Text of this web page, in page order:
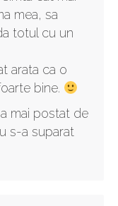
mea, sa
totul cu un
arata ca o
bine.
mai postat de
s-a suparat